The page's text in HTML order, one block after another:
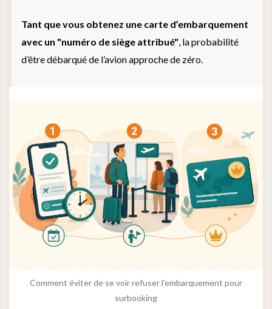
Tant que vous obtenez une carte d’embarquement
avec un "numéro de siège attribué" , la probabilité
d’être débarqué de l’avion approche de zéro.
Comment éviter de se voir refuser l’embarquement pour
surbooking